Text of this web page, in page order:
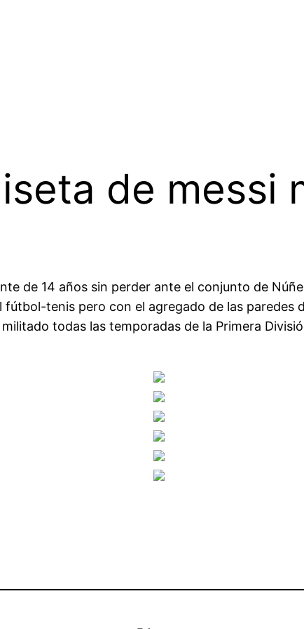
de messi
de 14 años sin perder ante el conjunto de
fútbol-tenis pero con el agregado de las paredes
todas las temporadas de la Primera